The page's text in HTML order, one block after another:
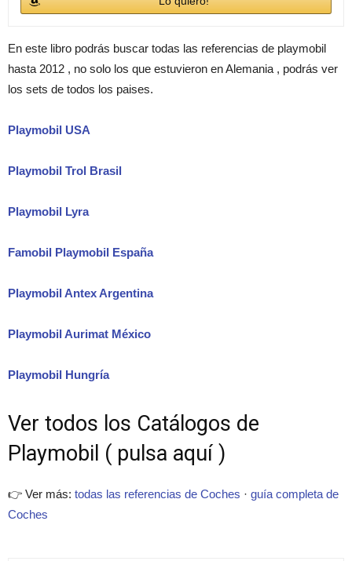
En este libro podrás buscar todas las referencias de playmobil
hasta 2012 , no solo los que estuvieron en Alemania , podrás ver
los sets de todos los paises.
Playmobil USA
Playmobil Trol Brasil
Playmobil Lyra
Famobil Playmobil España
Playmobil Antex Argentina
Playmobil Aurimat México
Playmobil Hungría
Ver todos los Catálogos de
Playmobil ( pulsa aquí )
👉 Ver más: todas las referencias de Coches · guía completa de
Coches